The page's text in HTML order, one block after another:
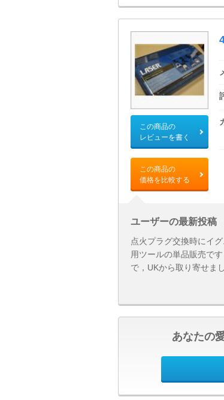
この商品の
レビューを書く
この商品の
価格を比較する
ユーザーの最新投稿
点火プラグ交換時にイ
用ツールの単品販売で
で，UKから取り寄せま
あなたの